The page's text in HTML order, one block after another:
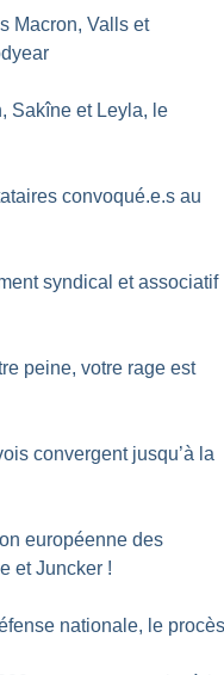
Macron, Valls et
Sakîne et Leyla, le
convoqué.e.s au
syndical et associatif
peine, votre rage est
convergent jusqu’à la
européenne des
et Juncker !
nationale, le